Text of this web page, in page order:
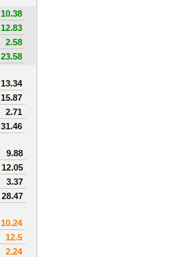
10.38
12.83
2.58
23.58
13.34
15.87
2.71
31.46
9.88
12.05
3.37
28.47
10.24
12.5
2.24